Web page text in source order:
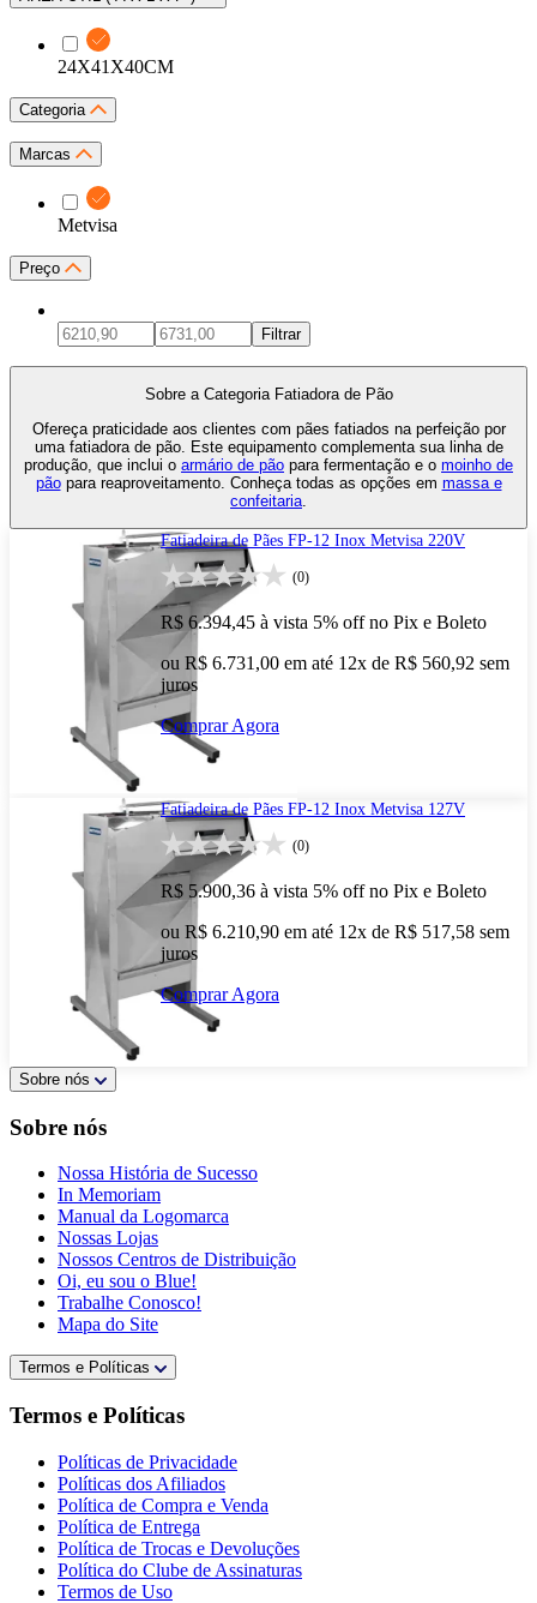
24X41X40CM
Categoria
Marcas
Metvisa
Preço
Filtrar
Sobre a Categoria Fatiadora de Pão
Ofereça praticidade aos clientes com pães fatiados na perfeição por
uma fatiadora de pão. Este equipamento complementa sua linha de
produção, que inclui o armário de pão para fermentação e o moinho de
pãopara reaproveitamento. Conheça todas as opções em massa e
confeitaria
Fatiadeira de Pães FP-12 Inox Metvisa 220V
(0)
R$ 6.394,45 à vista 5% off no Pix e Boleto
ou R$ 6.731,00 em até 12x de R$ 560,92 sem
juros
Comprar Agora
Fatiadeira de Pães FP-12 Inox Metvisa 127V
(0)
R$ 5.900,36 à vista 5% off no Pix e Boleto
ou R$ 6.210,90 em até 12x de R$ 517,58 sem
juros
Comprar Agora
Sobre nós
Sobre nós
Nossa História de Sucesso
In Memoriam
Manual da Logomarca
Nossas Lojas
Nossos Centros de Distribuição
Oi, eu sou o Blue!
Trabalhe Conosco!
Mapa do Site
Termos e Políticas
Termos e Políticas
Políticas de Privacidade
Políticas dos Afiliados
Política de Compra e Venda
Política de Entrega
Política de Trocas e Devoluções
Política do Clube de Assinaturas
Termos de Uso